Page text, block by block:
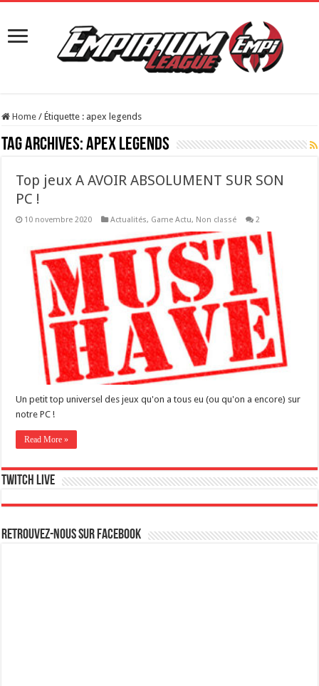
Home / Étiquette : apex legends
Tag Archives:apex legends
Top jeux A AVOIR ABSOLUMENT SUR SON
PC !
10 novembre 2020 Actualités, Game Actu, Non classé 2
Un petit top universel des jeux qu'on a tous eu (ou qu'on a encore) sur
notre PC !
Read More »
Twitch live
Retrouvez-nous sur Facebook